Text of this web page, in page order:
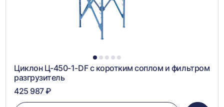
1 2 3 4 5
Циклон Ц-450-1-DF с коротким соплом и фильтром
разгрузитель
425 987 ₽